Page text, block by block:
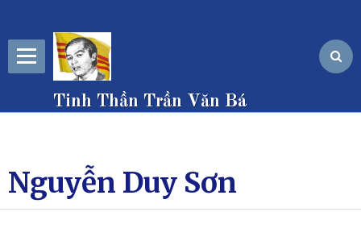
Tinh Thần Trần Văn Bá
Nguyễn Duy Sơn